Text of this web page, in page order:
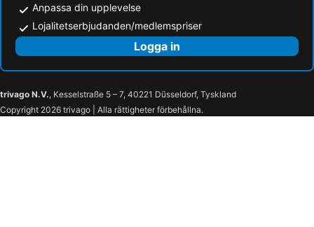
Anpassa din upplevelse
Lojalitetserbjudanden/medlemspriser
Logga in
trivago N.V., Kesselstraße 5 – 7, 40221 Düsseldorf, Tyskland
Copyright 2026 trivago | Alla rättigheter förbehållna.